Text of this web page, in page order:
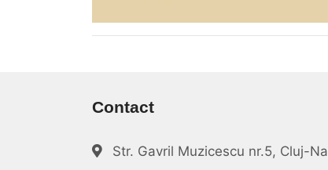
Contact
Str. Gavril Muzicescu nr.5, Cluj-